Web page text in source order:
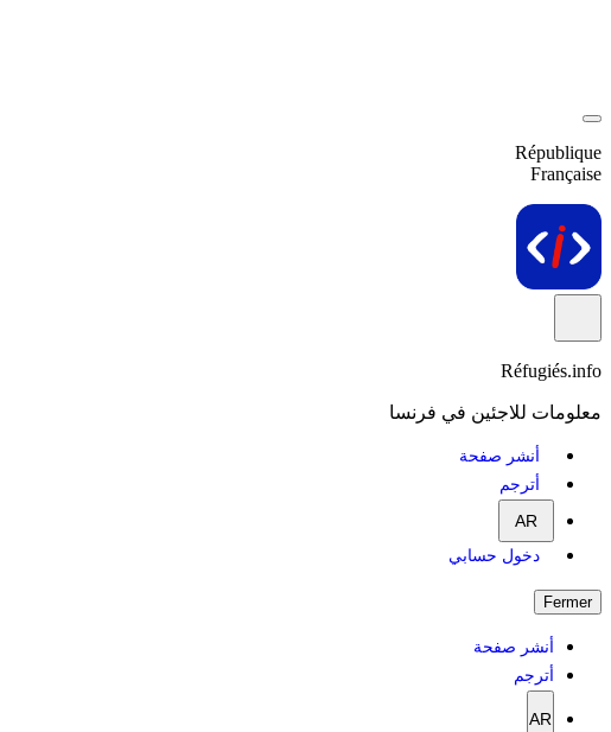
République
Française
Réfugiés.info
معلومات للاجئين في فرنسا
أنشر صفحة
أترجم
AR
دخول حسابي
Fermer
أنشر صفحة
أترجم
AR